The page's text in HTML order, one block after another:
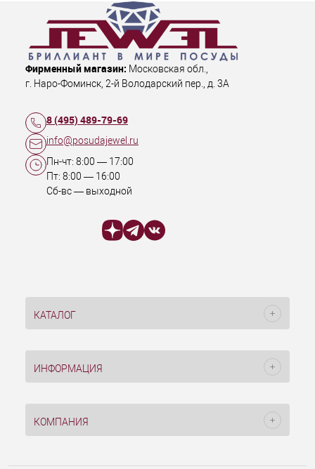
Фирменный магазин: Московская обл.,
г. Наро-Фоминск, 2-й Володарский пер., д. 3А
8 (495) 489-79-69
info@posudajewel.ru
Пн-чт: 8:00 — 17:00
Пт: 8:00 — 16:00
Сб-вс — выходной
КАТАЛОГ
ИНФОРМАЦИЯ
КОМПАНИЯ